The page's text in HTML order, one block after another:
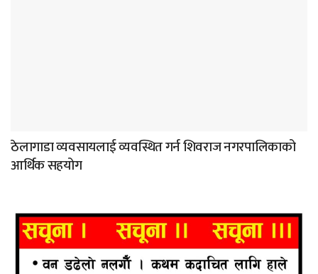
ठेलागाडा व्यवसायलाई व्यवस्थित गर्न शिवराज नगरपालिकाको
आर्थिक सहयोग